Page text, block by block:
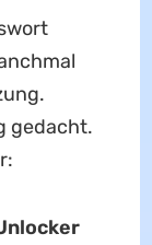
gedacht.